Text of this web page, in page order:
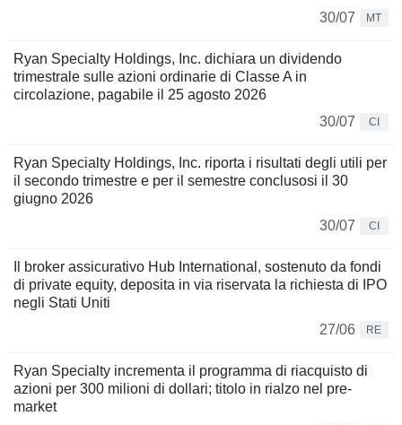
30/07
MT
Ryan Specialty Holdings, Inc. dichiara un dividendo
trimestrale sulle azioni ordinarie di Classe A in
circolazione, pagabile il 25 agosto 2026
30/07
CI
Ryan Specialty Holdings, Inc. riporta i risultati degli utili per
il secondo trimestre e per il semestre conclusosi il 30
giugno 2026
30/07
CI
Il broker assicurativo Hub International, sostenuto da fondi
di private equity, deposita in via riservata la richiesta di IPO
negli Stati Uniti
27/06
RE
Ryan Specialty incrementa il programma di riacquisto di
azioni per 300 milioni di dollari; titolo in rialzo nel pre-
market